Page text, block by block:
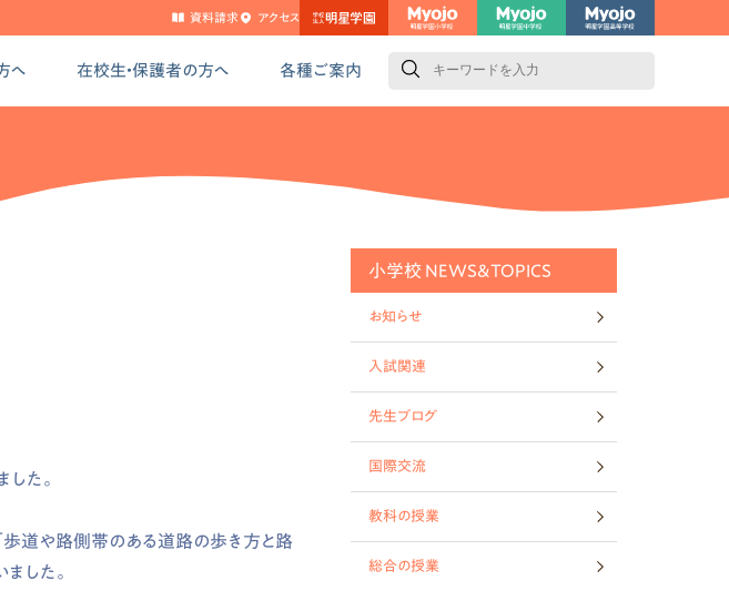
資料請求 アクセス
へ 在校生・保護者の方へ 各種ご案内
た。
歩道や路側帯のある道路の歩き方と路
した。
小学校 NEWS&TOPICS
お知らせ
入試関連
先生ブログ
国際交流
教科の授業
総合の授業